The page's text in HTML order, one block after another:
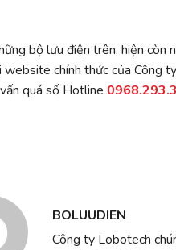
bộ lưu điện trên, hiện còn
chính thức của Công
quá số Hotline
BOLUUDIEN
Công ty Lobotech